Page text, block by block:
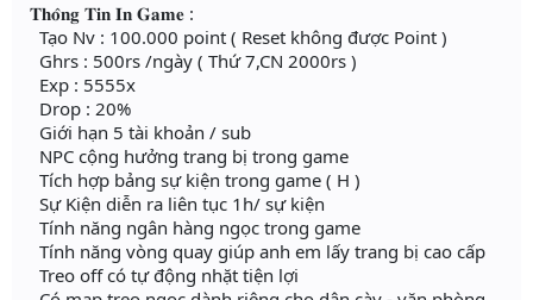
𝐓𝐡𝐨̂𝐧𝐠 𝐓𝐢𝐧 𝐈𝐧 𝐆𝐚𝐦𝐞 :
Tạo Nv : 100.000 point ( Reset không được Point )
Ghrs : 500rs /ngày ( Thứ 7,CN 2000rs )
Exp : 5555x
Drop : 20%
Giới hạn 5 tài khoản / sub
NPC cộng hưởng trang bị trong game
Tích hợp bảng sự kiện trong game ( H )
Sự Kiện diễn ra liên tục 1h/ sự kiện
Tính năng ngân hàng ngọc trong game
Tính năng vòng quay giúp anh em lấy trang bị cao cấp
Treo off có tự động nhặt tiện lợi